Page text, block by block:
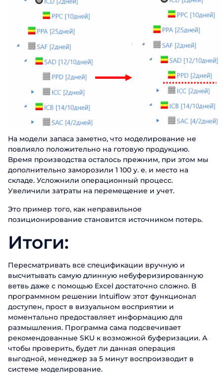
На модели запаса заметно, что моделирование не
повлияло положительно на готовую продукцию.
Время производства осталось прежним, при этом мы
дополнительно заморозили 1 100 у. е. и место на
складе. Усложнили операционный процесс.
Увеличили затраты на перемещение и учет.
Это пример того, как неправильное
позиционирование становится источником потерь.
Итоги:
Пересматривать все спецификации вручную и
высчитывать самую длинную небуферизированную
ветвь даже с помощью Excel достаточно сложно. В
программном решении Intuiflow этот функционал
доступен, прост в визуальном восприятии и
моментально предоставляет информацию для
размышления. Программа сама подсвечивает
рекомендованные SKU к возможной буферизации. А
чтобы проверить, будет ли данная операция
выгодной, менеджер за 5 минут воспроизводит в
системе моделирование.